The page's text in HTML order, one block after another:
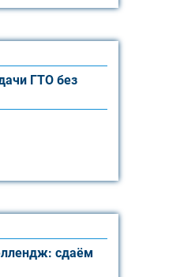
ГТО без
сдаём